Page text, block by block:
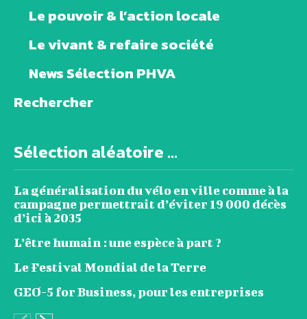
Le pouvoir & l’action locale
Le vivant & refaire société
News Sélection PHVA
Rechercher
Sélection aléatoire ...
La généralisation du vélo en ville comme à la
campagne permettrait d’éviter 19 000 décès
d’ici à 2035
L’être humain : une espèce à part ?
Le Festival Mondial de la Terre
GEO-5 for Business, pour les entreprises